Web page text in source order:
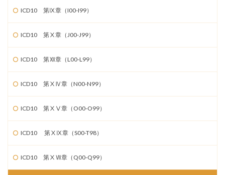
ICD10 第Ⅸ章（I00-I99）
ICD10 第Ⅹ章（J00-J99）
ICD10 第Ⅻ章（L00-L99）
ICD10 第ⅩⅣ章（N00-N99）
ICD10 第ⅩⅤ章（O00-O99）
ICD10 第ⅩⅨ章（S00-T98）
ICD10 第ⅩⅦ章（Q00-Q99）